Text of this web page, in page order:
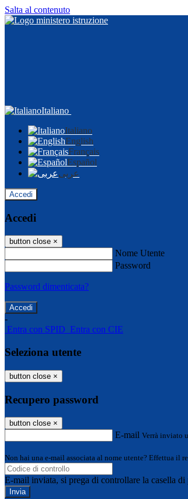
Salta al contenuto
Italiano
Italiano
English
Français
Español
عربى
Accedi
Accedi
button close ×
Nome Utente
Password
Password dimenticata?
-
Entra con SPID Entra con CIE
Seleziona utente
button close ×
Recupero password
button close ×
E-mail Verrà inviato
Non hai una e-mail associata al nome utente? Effettua il
E-mail inviata, si prega di controllare la casella di